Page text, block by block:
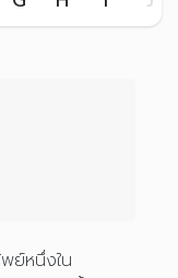
ย์หนึ่งใน